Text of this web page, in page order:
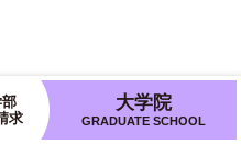
求
大学院
GRADUATE SCHOOL